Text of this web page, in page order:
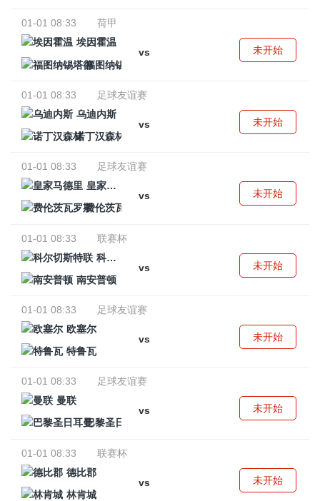
01-01 08:33
荷甲
埃因霍温
vs
福图纳锡塔德
未开始
01-01 08:33
足球友谊赛
乌迪内斯
vs
诺丁汉森林
未开始
01-01 08:33
足球友谊赛
皇家马德里
vs
费伦茨瓦罗斯
未开始
01-01 08:33
联赛杯
科尔切斯特联
vs
南安普顿
未开始
01-01 08:33
足球友谊赛
欧塞尔
vs
特鲁瓦
未开始
01-01 08:33
足球友谊赛
曼联
vs
巴黎圣日耳曼
未开始
01-01 08:33
联赛杯
德比郡
vs
林肯城
未开始